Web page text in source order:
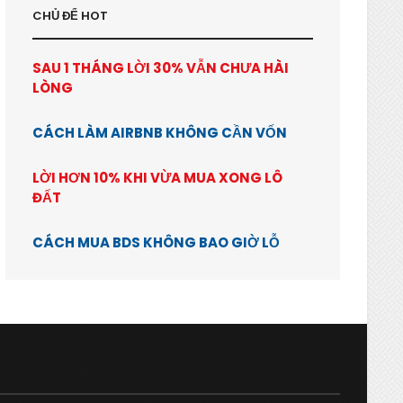
CHỦ ĐỂ HOT
SAU 1 THÁNG LỜI 30% VẪN CHƯA HÀI
LÒNG
CÁCH LÀM AIRBNB KHÔNG CẦN VỐN
LỜI HƠN 10% KHI VỪA MUA XONG LÔ
ĐẤT
CÁCH MUA BDS KHÔNG BAO GIỜ LỖ